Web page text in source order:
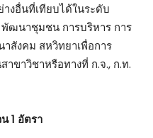
งอื่นที่เทียบได้ในระดับ
พัฒนาชุมชน การบริหาร การ
สังคม สหวิทยาเพื่อการ
ขาวิชาหรือทางที่ ก.จ., ก.ท.
1 อัตรา